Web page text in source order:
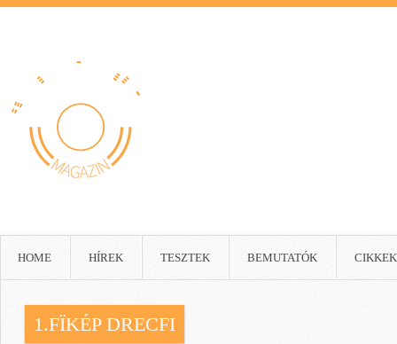
HOME HÍREK TESZTEK BEMUTATÓK CIKKEK
1.FÏKÉP DRECFI